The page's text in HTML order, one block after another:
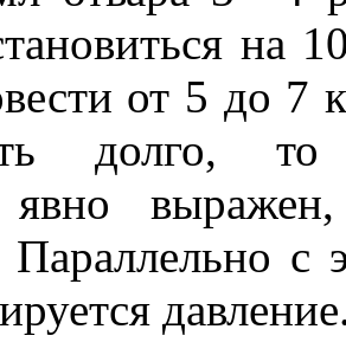
на
от 5 до 7
долго,
явно
Параллельно с